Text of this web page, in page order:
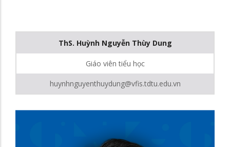
ThS. Huỳnh Nguyễn Thùy Dung
Giáo viên tiểu học
huynhnguyenthuydung@vfis.tdtu.edu.vn